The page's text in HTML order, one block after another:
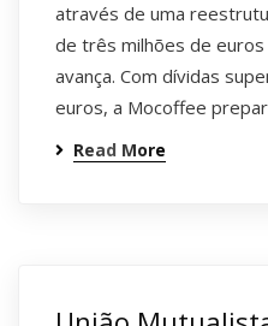
através de uma
de três milhões de
avança. Com dívidas
euros, a Mocoffee
Read More